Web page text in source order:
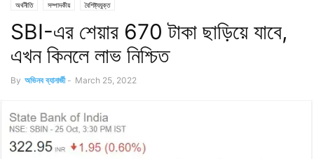
অর্থনীতি সম্পাদকীয় বৈশিষ্ট্যযুক্ত
SBI-এর শেয়ার 670 টাকা ছাড়িয়ে যাবে,
এখন কিনলে লাভ নিশ্চিত
By অভিনব ব্যানার্জী - March 25, 2022